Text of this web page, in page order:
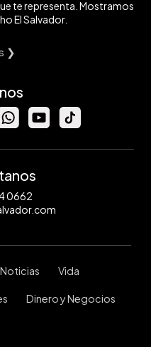
te representa. Mostramos
El Salvador.
❯
0662
Noticias Vida
Dinero y Negocios